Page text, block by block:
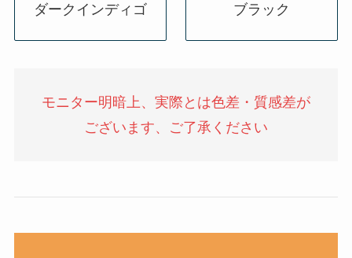
ダークインディゴ ブラック
モニター明暗上、実際とは色差・質感差が
ございます、ご了承ください